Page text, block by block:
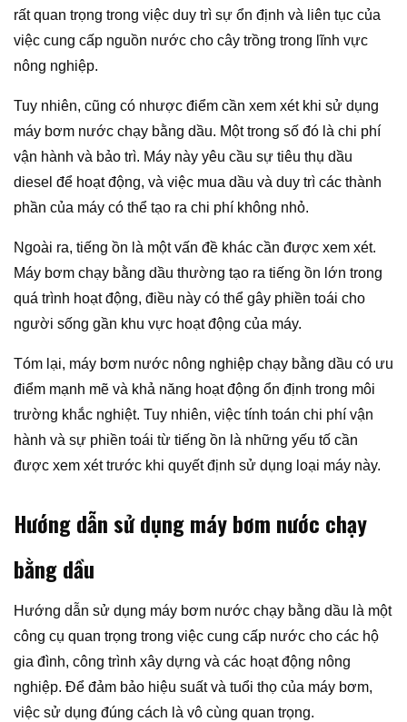
rất quan trọng trong việc duy trì sự ổn định và liên tục của
việc cung cấp nguồn nước cho cây trồng trong lĩnh vực
nông nghiệp.
Tuy nhiên, cũng có nhược điểm cần xem xét khi sử dụng
máy bơm nước chạy bằng dầu. Một trong số đó là chi phí
vận hành và bảo trì. Máy này yêu cầu sự tiêu thụ dầu
diesel để hoạt động, và việc mua dầu và duy trì các thành
phần của máy có thể tạo ra chi phí không nhỏ.
Ngoài ra, tiếng ồn là một vấn đề khác cần được xem xét.
Máy bơm chạy bằng dầu thường tạo ra tiếng ồn lớn trong
quá trình hoạt động, điều này có thể gây phiền toái cho
người sống gần khu vực hoạt động của máy.
Tóm lại, máy bơm nước nông nghiệp chạy bằng dầu có ưu
điểm mạnh mẽ và khả năng hoạt động ổn định trong môi
trường khắc nghiệt. Tuy nhiên, việc tính toán chi phí vận
hành và sự phiền toái từ tiếng ồn là những yếu tố cần
được xem xét trước khi quyết định sử dụng loại máy này.
Hướng dẫn sử dụng máy bơm nước chạy
bằng dầu
Hướng dẫn sử dụng máy bơm nước chạy bằng dầu là một
công cụ quan trọng trong việc cung cấp nước cho các hộ
gia đình, công trình xây dựng và các hoạt động nông
nghiệp. Để đảm bảo hiệu suất và tuổi thọ của máy bơm,
việc sử dụng đúng cách là vô cùng quan trọng.